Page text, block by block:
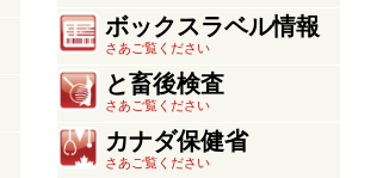
ボックスラベル情報
さあご覧ください
と畜後検査
さあご覧ください
カナダ保健省
さあご覧ください